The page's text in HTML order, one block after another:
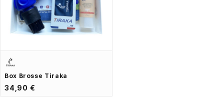
Box Brosse Tiraka
34,90 €